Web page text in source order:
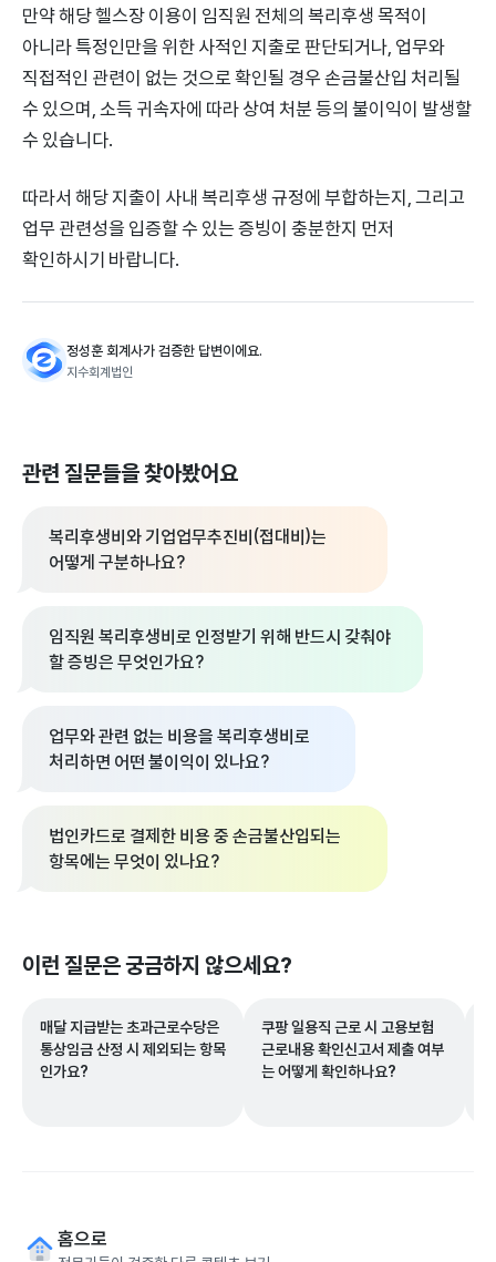
만약 해당 헬스장 이용이 임직원 전체의 복리후생 목적이
아니라 특정인만을 위한 사적인 지출로 판단되거나, 업무와
직접적인 관련이 없는 것으로 확인될 경우 손금불산입 처리될
수 있으며, 소득 귀속자에 따라 상여 처분 등의 불이익이 발생할
수 있습니다.
따라서 해당 지출이 사내 복리후생 규정에 부합하는지, 그리고
업무 관련성을 입증할 수 있는 증빙이 충분한지 먼저
확인하시기 바랍니다.
정성훈 회계사가 검증한 답변이에요.
지수회계법인
관련 질문들을 찾아봤어요
복리후생비와 기업업무추진비(접대비)는
어떻게 구분하나요?
임직원 복리후생비로 인정받기 위해 반드시 갖춰야
할 증빙은 무엇인가요?
업무와 관련 없는 비용을 복리후생비로
처리하면 어떤 불이익이 있나요?
법인카드로 결제한 비용 중 손금불산입되는
항목에는 무엇이 있나요?
이런 질문은 궁금하지 않으세요?
매달 지급받는 초과근로수당은
통상임금 산정 시 제외되는 항목
인가요?
쿠팡 일용직 근로 시 고용보험
근로내용 확인신고서 제출 여부
는 어떻게 확인하나요?
홈으로